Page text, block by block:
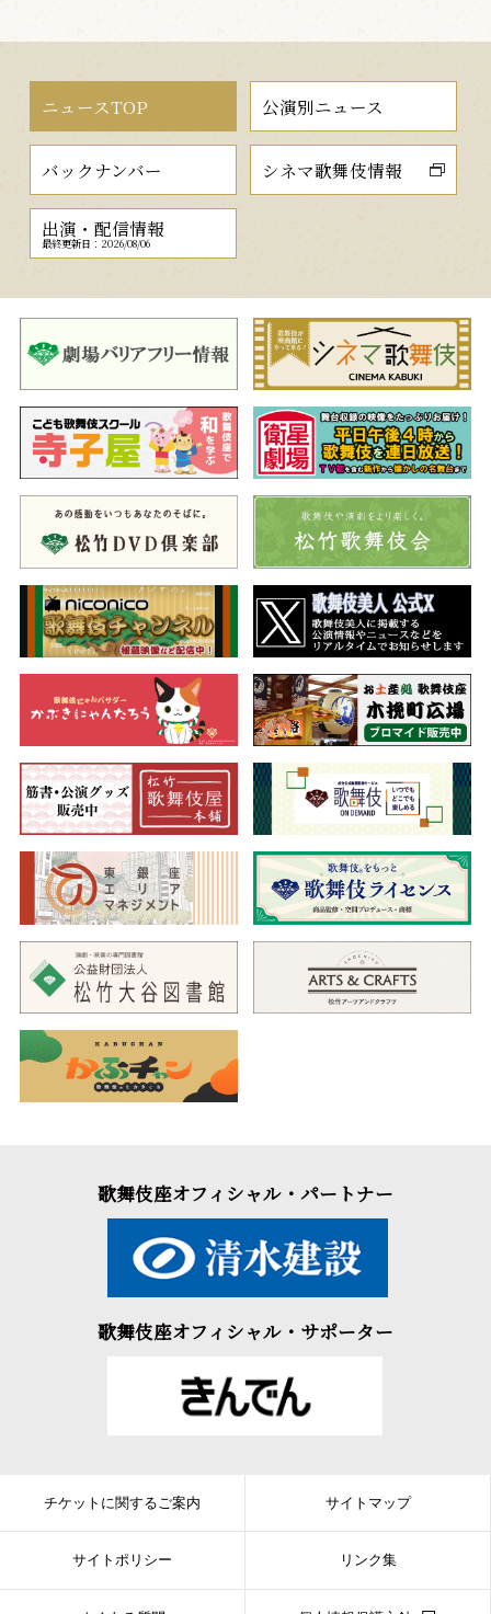
ニュースTOP 公演別ニュース
バックナンバー シネマ歌舞伎情報
出演・配信情報
最終更新日：2026/08/06
歌舞伎座オフィシャル・パートナー
歌舞伎座オフィシャル・サポーター
チケットに関するご案内 サイトマップ
サイトポリシー リンク集